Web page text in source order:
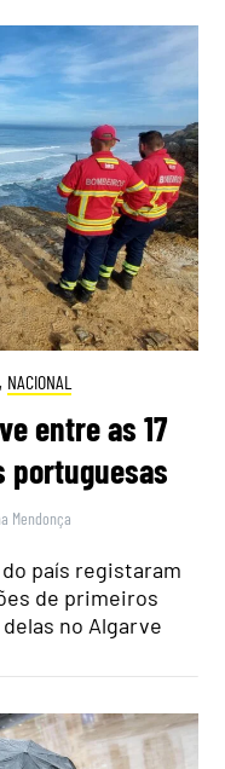
, NACIONAL
entre as 17
portuguesas
Mendonça
país registaram
de primeiros
no Algarve